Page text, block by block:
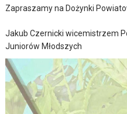
Zapraszamy na Dożynki
Jakub Czernicki wicemistrzem
Juniorów Młodszych